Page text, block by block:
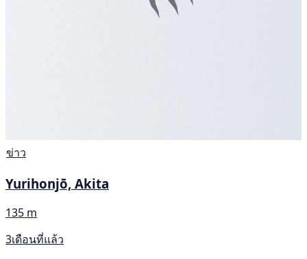
ข่าว
Yurihonjō, Akita
135 m
3เดือนที่แล้ว